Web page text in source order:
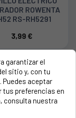
ROWENTA
RS-RH5291
3,99 €
garantizar el
sitio y, con tu
aceptar
tus preferencias en
consulta nuestra